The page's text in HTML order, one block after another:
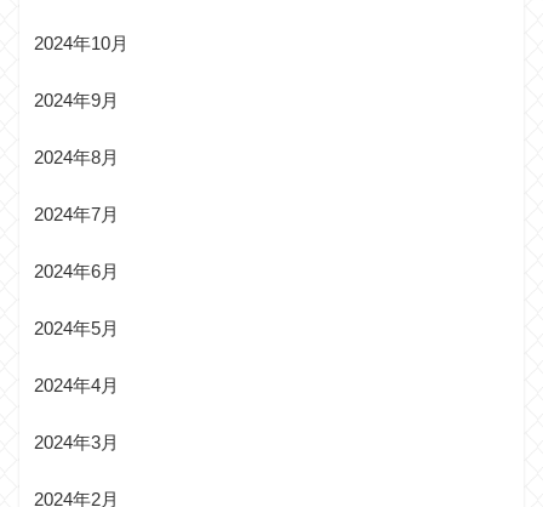
2024年10月
2024年9月
2024年8月
2024年7月
2024年6月
2024年5月
2024年4月
2024年3月
2024年2月